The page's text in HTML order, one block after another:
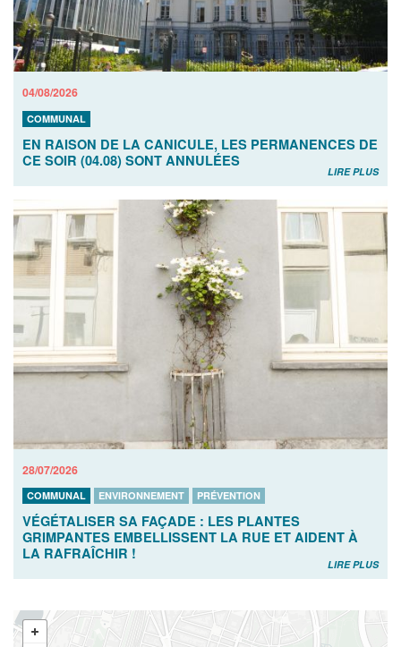
04/08/2026
COMMUNAL
EN RAISON DE LA CANICULE, LES PERMANENCES DE
CE SOIR (04.08) SONT ANNULÉES
LIRE PLUS
28/07/2026
COMMUNAL ENVIRONNEMENT PRÉVENTION
VÉGÉTALISER SA FAÇADE : LES PLANTES
GRIMPANTES EMBELLISSENT LA RUE ET AIDENT À
LA RAFRAÎCHIR !
LIRE PLUS